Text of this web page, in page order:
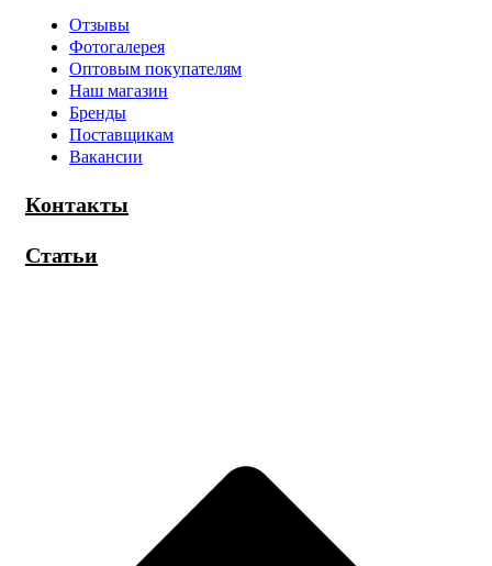
Отзывы
Фотогалерея
Оптовым покупателям
Наш магазин
Бренды
Поставщикам
Вакансии
Контакты
Статьи